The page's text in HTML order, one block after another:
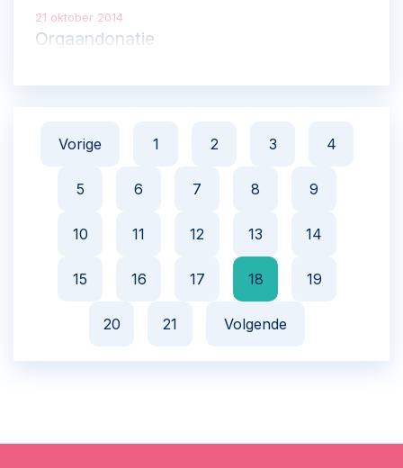
21 oktober 2014
Orgaandonatie
Vorige 1 2 3 4
5 6 7 8 9
10 11 12 13 14
15 16 17 18 19
20 21 Volgende